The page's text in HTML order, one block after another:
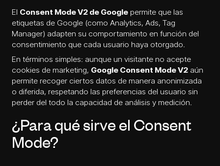
El Consent Mode V2 de Google permite que las
etiquetas de Google (como Analytics, Ads, Tag
Manager) adapten su comportamiento en función del
consentimiento que cada usuario haya otorgado.
En términos simples: aunque un visitante no acepte
cookies de marketing, Google Consent Mode V2 aún
permite recoger ciertos datos de manera anonimizada
o diferida, respetando las preferencias del usuario sin
perder del todo la capacidad de análisis y medición.
¿Para qué sirve el Consent
Mode?